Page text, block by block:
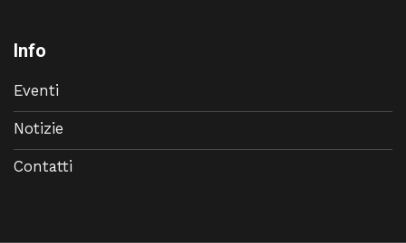
Info
Eventi
Notizie
Contatti